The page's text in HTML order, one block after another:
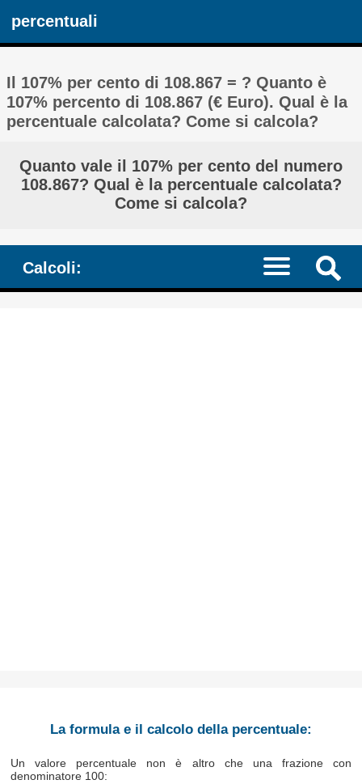
percentuali
Il 107% per cento di 108.867 = ? Quanto è
107% percento di 108.867 (€ Euro). Qual è la
percentuale calcolata? Come si calcola?
Quanto vale il 107% per cento del numero
108.867? Qual è la percentuale calcolata?
Come si calcola?
Calcoli:
La formula e il calcolo della percentuale:
Un valore percentuale non è altro che una frazione con
denominatore 100: